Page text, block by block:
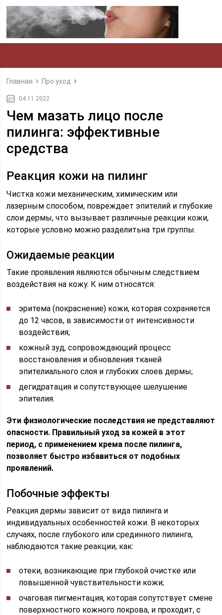
Главная Про уход
04.11.2022
Чем мазать лицо после
пилинга: эффективные
средства
Реакция кожи на пилинг
Чистка кожи механическим, химическим или
лазерным способом, повреждает эпителий и глубокие
слои дермы, что вызывает различные реакции кожи,
которые условно можно разделитьна три группы.
Ожидаемые реакции
Такие проявления являются обычным следствием
воздействия на кожу. К ним относятся:
эритема (покраснение) кожи, которая сохраняется
до 12 часов, в зависимости от интенсивности
воздействия;
кожный зуд, сопровождающий процесс
восстановления и обновления тканей
эпителиального слоя и глубоких слоев дермы;
дегидратация и сопутствующее шелушение
эпителия.
Эти физиологические последствия не представляют
опасности. Правильный уход за кожей в этот
период, с применением крема после пилинга,
позволяет быстро избавиться от подобных
проявлений.
Побочные эффекты
Реакция дермы зависит от вида пилинга и
индивидуальных особенностей кожи. В некоторых
случаях, после глубокого или срединного пилинга,
наблюдаются такие реакции, как:
отеки, возникающие при глубокой очистке или
повышенной чувствительности кожи;
очаговая пигментация, которая сопутствует смене
поверхностного кожного покрова, и проходит, с